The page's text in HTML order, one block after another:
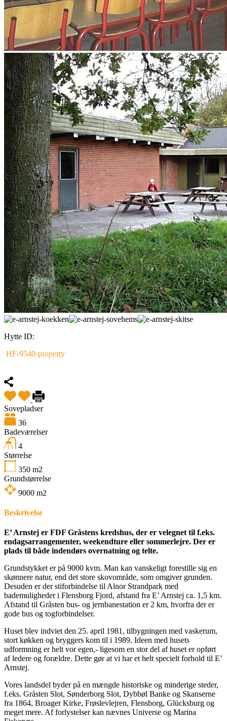
Hytte ID:
HF-9540-property
Sovepladser
36
Badeværelser
4
Størrelse
350 m2
Grundstørrelse
9000 m2
Beskrivelse
E’ Arnstej er FDF Gråstens kredshus, der er velegnet til f.eks.
endagsarrangementer, weekendture eller sommerlejre. Der er
plads til både indendørs overnatning og telte.
Grundstykket er på 9000 kvm. Man kan vanskeligt forestille sig en
skønnere natur, end det store skovområde, som omgiver grunden.
Desuden er der stiforbindelse til Alnor Strandpark med
bademuligheder i Flensborg Fjord, afstand fra E’ Arnstej ca. 1,5 km.
Afstand til Gråsten bus- og jernbanestation er 2 km, hvorfra der er
gode bus og togforbindelser.
Huset blev indviet den 25. april 1981, tilbygningen med vaskerum,
stort køkken og bryggers kom til i 1989. Ideen med husets
udformning er helt vor egen,- ligesom en stor del af huset er opført
af ledere og forældre. Dette gør at vi har et helt specielt forhold til E’
Arnstej.
Vores landsdel byder på en mængde historiske og minderige steder,
f.eks. Gråsten Slot, Sønderborg Slot, Dybbøl Banke og Skanserne
fra 1864, Broager Kirke, Frøslevlejren, Flensborg, Glücksburg og
meget mere. Af forlystelser kan nævnes Universe og Marina